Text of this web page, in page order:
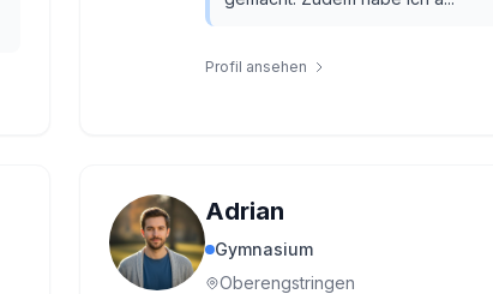
Profil ansehen
Adrian
Gymnasium
Oberengstringen